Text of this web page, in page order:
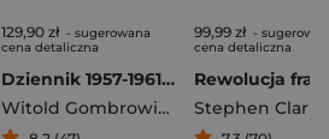
129,90 zł - sugerowana
cena detaliczna
Dziennik 1957-1961 Pisma zebrane
Witold Gombrowicz
99,99 zł -
cena detaliczna
Stephen Clarke